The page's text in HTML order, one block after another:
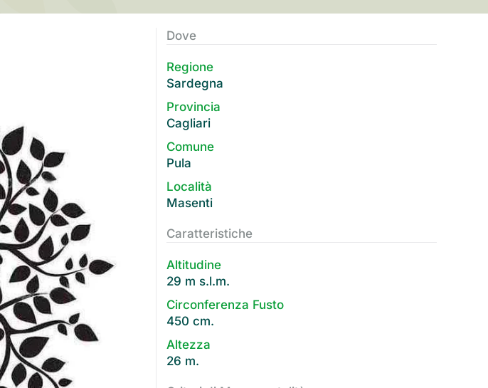
Dove
Regione
Sardegna
Provincia
Cagliari
Comune
Pula
Località
Masenti
Caratteristiche
Altitudine
29 m s.l.m.
Circonferenza Fusto
450 cm.
Altezza
26 m.